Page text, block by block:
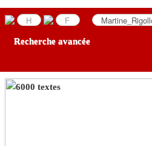
LES ANNONCES
Recherche avancée